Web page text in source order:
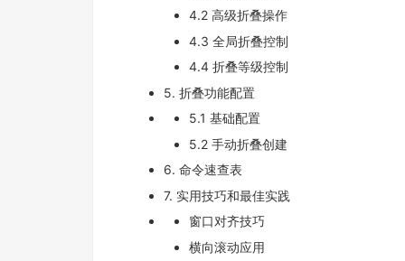
4.2 高级折叠操作
4.3 全局折叠控制
4.4 折叠等级控制
5. 折叠功能配置
5.1 基础配置
5.2 手动折叠创建
6. 命令速查表
7. 实用技巧和最佳实践
窗口对齐技巧
横向滚动应用